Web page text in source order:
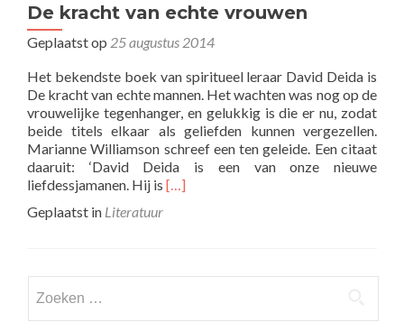
De kracht van echte vrouwen
Geplaatst op 25 augustus 2014
Het bekendste boek van spiritueel leraar David Deida is
De kracht van echte mannen. Het wachten was nog op de
vrouwelijke tegenhanger, en gelukkig is die er nu, zodat
beide titels elkaar als geliefden kunnen vergezellen.
Marianne Williamson schreef een ten geleide. Een citaat
daaruit: ‘David Deida is een van onze nieuwe
liefdessjamanen. Hij is Lees
echte
[…]
Geplaatst in Literatuur